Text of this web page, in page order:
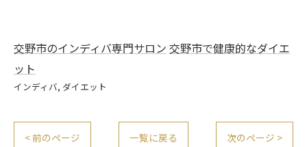
交野市のインディバ専門サロン 交野市で健康的なダイエ
ット
インディバ ダイエット
< 前のページ 一覧に戻る 次のページ >